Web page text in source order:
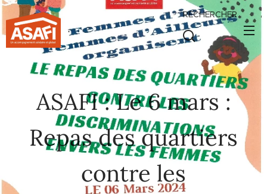
.
RECHERCHER
ASAFI : Le 6 mars :
Repas des quartiers
contre les